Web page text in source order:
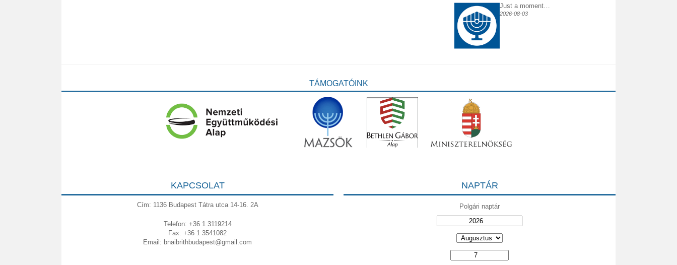
Just a moment…
2026-08-03
TÁMOGATÓINK
KAPCSOLAT
Cím: 1136 Budapest Tátra utca 14-16. 2A
Telefon: +36 1 3119214
Fax: +36 1 3541082
Email: bnaibrithbudapest@gmail.com
NAPTÁR
Polgári naptár